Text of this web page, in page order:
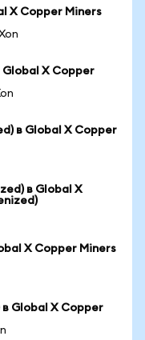
X Copper Miners
Global X Copper
в Global X Copper
в Global X
X Copper Miners
Global X Copper